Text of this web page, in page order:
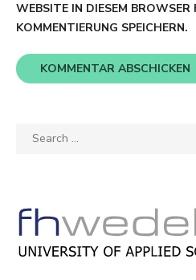
WEBSITE IN DIESEM BROWSER
KOMMENTIERUNG SPEICHERN.
Search